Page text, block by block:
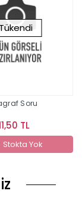
Tükendi
Soru
TL
Stokta Yok